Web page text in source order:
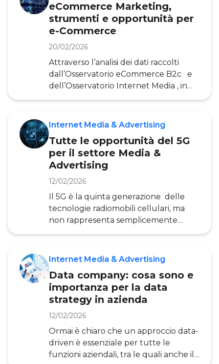
a nuove forme, con l’online
Advertising che ha preso un ruolo
preminente negli ultimi decenni.
Tuttavia, la pubblicità offline non è
scomparsa e continua a giocare un
ruolo significativo, soprattutto in
determinati setto
eCommerce Marketing,
strumenti e opportunità per
e-Commerce
20/02/2026
Attraverso l’analisi dei dati raccolti
dall’Osservatorio eCommerce B2c e
dell’Osservatorio Internet Media , in
questo articolo metteremo in luce gli
Marketing nell’e-Commerce : dalle
Advertising all’impiego dei Social
Media fino all’integrazione delle
piattaforme CRM. L’obiettivo è
comprendere come le aziende
possano sfruttare al meglio queste
leve per costruire strategie di Market
Internet Media & Advertising
Tutte le opportunità del 5G
per il settore Media &
Advertising
12/02/2026
Il 5G è la quinta generazione delle
tecnologie radiomobili cellulari, ma
non rappresenta semplicemente
un’evoluzione delle generazioni
netta dal punto di vista tecnologico,
applicativi rilevanti, se tutte le
opportunità che offre la tecnologia
saranno colte. Tra le caratteristiche più
interessanti di questa rete troviamo
una maggiore velocità di accesso, una
maggiore affidabilità̀ e minore latenza
e l’aumento del num
Internet Media & Advertising
Data company: cosa sono e
importanza per la data
strategy in azienda
12/02/2026
Ormai è chiaro che un approccio data-
driven è essenziale per tutte le
funzioni aziendali, tra le quali anche il